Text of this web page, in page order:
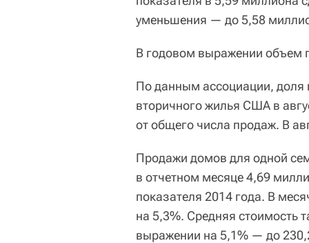
уменьшения — до 5,58
В годовом выражении объем
По данным ассоциации,
вторичного жилья США в
от общего числа продаж. В
Продажи домов для одной
в отчетном месяце 4,69
показателя 2014 года. В
на 5,3%. Средняя стоимость
выражении на 5,1% — до